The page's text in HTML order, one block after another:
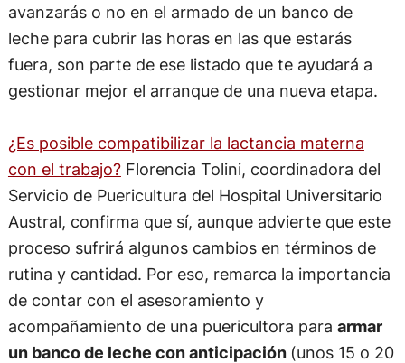
avanzarás o no en el armado de un banco de
leche para cubrir las horas en las que estarás
fuera, son parte de ese listado que te ayudará a
gestionar mejor el arranque de una nueva etapa.
¿Es posible compatibilizar la lactancia materna
con el trabajo?Florencia Tolini, coordinadora del
Servicio de Puericultura del Hospital Universitario
Austral, confirma que sí, aunque advierte que este
proceso sufrirá algunos cambios en términos de
rutina y cantidad. Por eso, remarca la importancia
de contar con el asesoramiento y
acompañamiento de una puericultora para armar
un banco de leche con anticipación (unos 15 o 20